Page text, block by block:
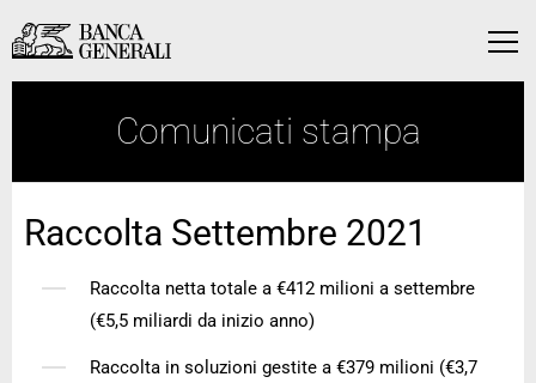
Vai al contenuto principale
Menu
Vai al contenuto principale
Comunicati stampa
Raccolta Settembre 2021
Raccolta netta totale a €412 milioni a settembre
(€5,5 miliardi da inizio anno)
Raccolta in soluzioni gestite a €379 milioni (€3,7